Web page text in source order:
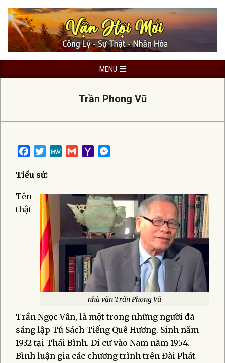
Skip
content
Navigation
MENU
Trần Phong Vũ
Facebook
TwitterMeWeGmailYahoo
Tiểu sử:
nhà văn Trần Phong Vũ
Tên
thật
Trần Ngọc Vân, là một trong những người đã
sáng lập Tủ Sách Tiếng Quê Hương. Sinh năm
1932 tại Thái Bình. Di cư vào Nam năm 1954.
Bình luận gia các chương trình trên Đài Phát